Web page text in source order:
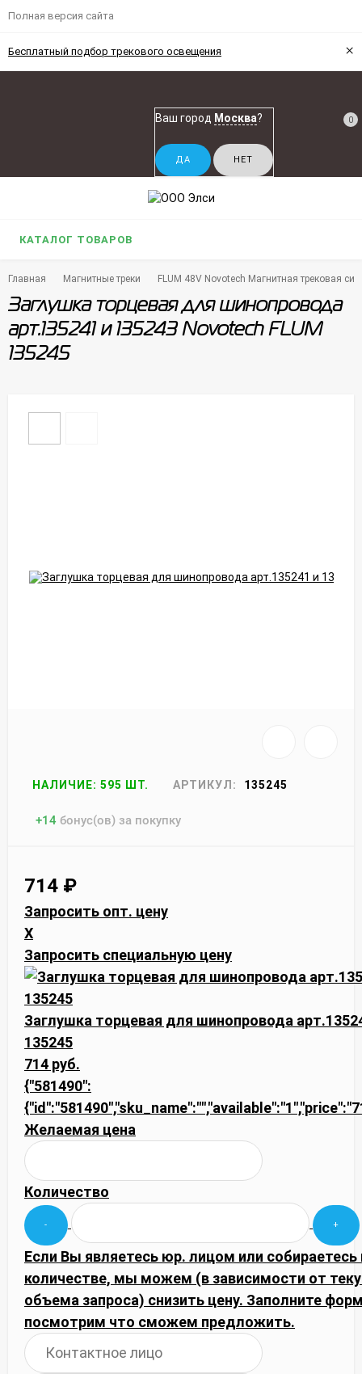
Полная версия сайта
Бесплатный подбор трекового освещения ×
Ваш город Москва? 0
КАТАЛОГ ТОВАРОВ
Главная Магнитные треки FLUM 48V Novotech Магнитная трековая
Заглушка торцевая для шинопровода
арт.135241 и 135243 Novotech FLUM
135245
НАЛИЧИЕ: 595 ШТ. АРТИКУЛ: 135245
+14 бонус(ов) за покупку
714 ₽
Запросить опт. цену
X
Запросить специальную цену
Заглушка торцевая для шинопровода
135245
714 руб.
{"581490":
Желаемая цена
Количество
Если Вы являетесь юр. лицом или
количестве, мы можем (в зависимости от
объема запроса) снизить цену. Заполните
посмотрим что сможем предложить.